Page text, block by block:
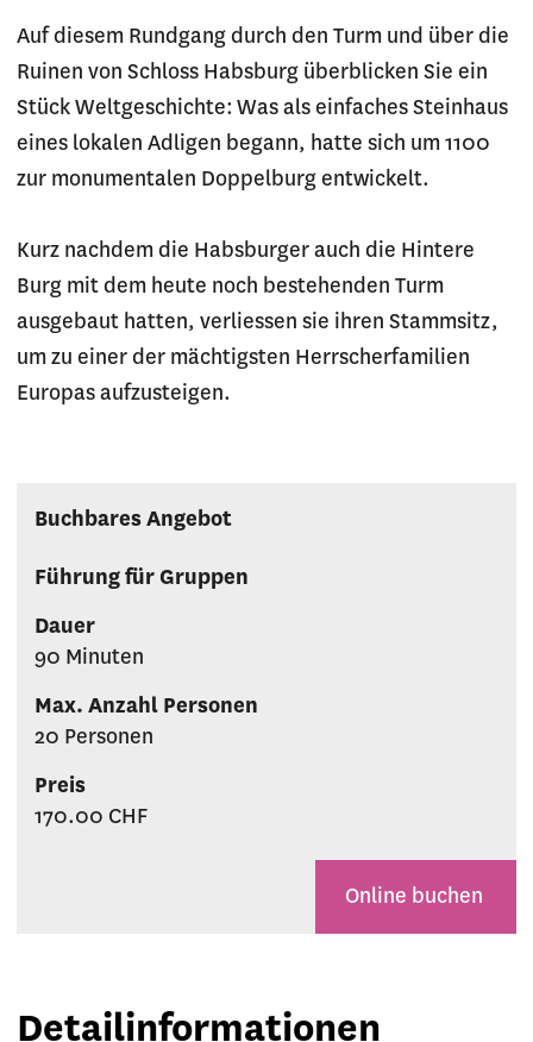
Auf diesem Rundgang durch den Turm und über die
Ruinen von Schloss Habsburg überblicken Sie ein
Stück Weltgeschichte: Was als einfaches Steinhaus
eines lokalen Adligen begann, hatte sich um 1100
zur monumentalen Doppelburg entwickelt.
Kurz nachdem die Habsburger auch die Hintere
Burg mit dem heute noch bestehenden Turm
ausgebaut hatten, verliessen sie ihren Stammsitz,
um zu einer der mächtigsten Herrscherfamilien
Europas aufzusteigen.
Buchbares Angebot
Führung für Gruppen
Dauer
90 Minuten
Max. Anzahl Personen
20 Personen
Preis
170.00 CHF
Online buchen
Detailinformationen